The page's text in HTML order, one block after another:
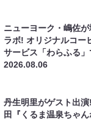
ニューヨーク・嶋佐
ラボ! オリジナルコー
サービス「わらふる
2026.08.06
丹生明里がゲスト出
田『くるま温泉ちゃ